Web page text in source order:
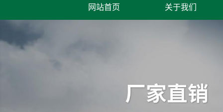
网站首页 关于我们